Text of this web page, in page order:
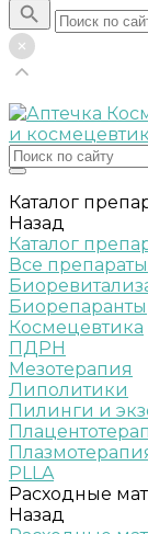
Каталог
Назад
Каталог
Все препараты
Биорепаранты
Космецевтика
ПДРН
Мезотерапия
Липолитики
Пилинги и
PLLA
Расходные
Назад